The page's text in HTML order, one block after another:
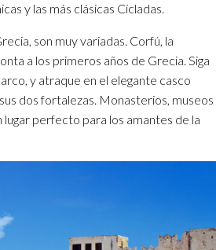
y las más clásicas Cícladas.
son muy variadas. Corfú, la
a los primeros años de Grecia. Siga
y atraque en el elegante casco
dos fortalezas. Monasterios, museos
perfecto para los amantes de la